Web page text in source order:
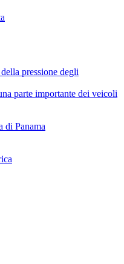
pressione degli
parte importante dei veicoli
di Panama